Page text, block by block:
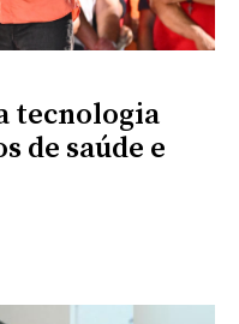
tecnologia
de saúde e